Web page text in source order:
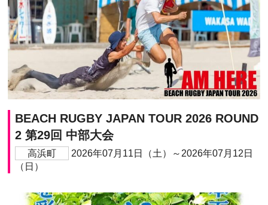
BEACH RUGBY JAPAN TOUR 2026 ROUND
2 第29回 中部大会
高浜町
2026年07月11日（土）～2026年07月12日
（日）